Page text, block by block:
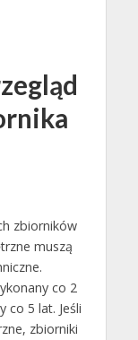
zbiorników
muszą
co 2
co 5 lat. Jeśli
zbiorniki